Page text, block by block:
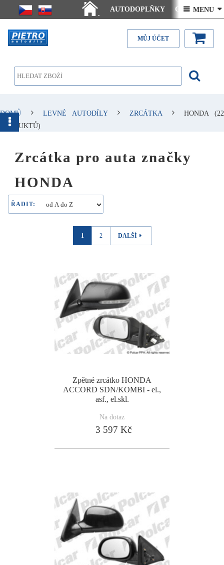
.
AUTODOPLŇKY Ceny doručení
Články - návody Kontakt
 MENU 
MŮJ ÚČET
DOMŮ LEVNÉ AUTODÍLY ZRCÁTKA HONDA (22
PRODUKTŮ)
Zrcátka pro auta značky
HONDA
ŘADIT:
1 2 DALŠÍ
Zpětné zrcátko HONDA
ACCORD SDN/KOMBI - el.,
asf., el.skl.
Na dotaz
3 597 Kč